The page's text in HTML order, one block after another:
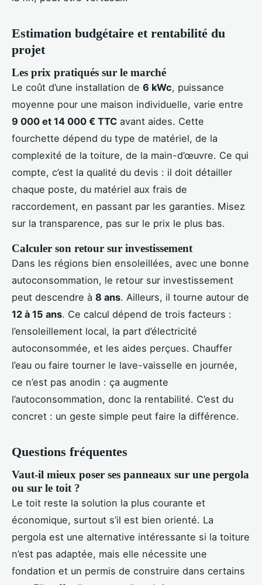
Estimation budgétaire et rentabilité du
projet
Les prix pratiqués sur le marché
Le coût d’une installation de 6 kWc, puissance
moyenne pour une maison individuelle, varie entre
9 000 et 14 000 € TTC avant aides. Cette
fourchette dépend du type de matériel, de la
complexité de la toiture, de la main-d’œuvre. Ce qui
compte, c’est la qualité du devis : il doit détailler
chaque poste, du matériel aux frais de
raccordement, en passant par les garanties. Misez
sur la transparence, pas sur le prix le plus bas.
Calculer son retour sur investissement
Dans les régions bien ensoleillées, avec une bonne
autoconsommation, le retour sur investissement
peut descendre à 8 ans. Ailleurs, il tourne autour de
12 à 15 ans. Ce calcul dépend de trois facteurs :
l’ensoleillement local, la part d’électricité
autoconsommée, et les aides perçues. Chauffer
l’eau ou faire tourner le lave-vaisselle en journée,
ce n’est pas anodin : ça augmente
l’autoconsommation, donc la rentabilité. C’est du
concret : un geste simple peut faire la différence.
Questions fréquentes
Vaut-il mieux poser ses panneaux sur une pergola
ou sur le toit ?
Le toit reste la solution la plus courante et
économique, surtout s’il est bien orienté. La
pergola est une alternative intéressante si la toiture
n’est pas adaptée, mais elle nécessite une
fondation et un permis de construire dans certains